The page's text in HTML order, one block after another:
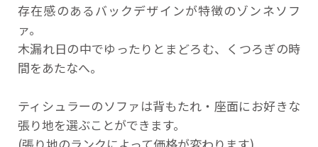
存在感のあるバックデザインが特徴のゾンネソフ
ァ。
木漏れ日の中でゆったりとまどろむ、くつろぎの時
間をあたなへ。
ティシュラーのソファは背もたれ・座面にお好きな
張り地を選ぶことができます。